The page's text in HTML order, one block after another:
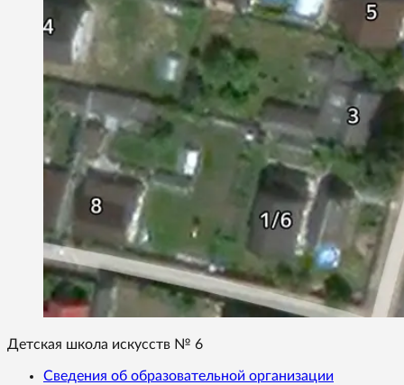
Детская школа искусств № 6
Сведения об образовательной организации